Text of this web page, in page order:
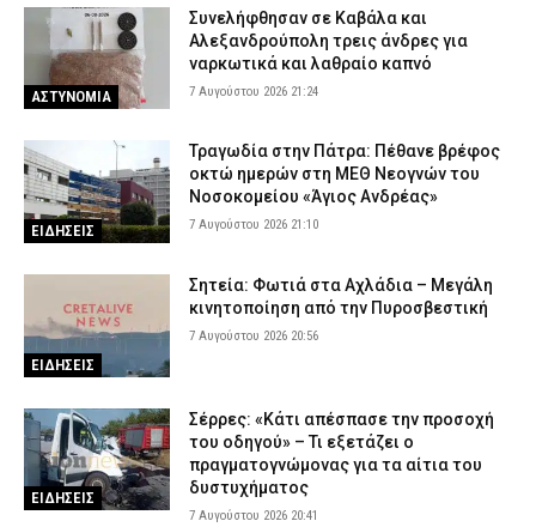
ΑΣΤΥΝΟΜΙΑ
Συνελήφθησαν σε Καβάλα και
Αλεξανδρούπολη τρεις άνδρες για
ναρκωτικά και λαθραίο καπνό
7 Αυγούστου 2026 21:24
ΕΙΔΗΣΕΙΣ
Τραγωδία στην Πάτρα: Πέθανε βρέφος
οκτώ ημερών στη ΜΕΘ Νεογνών του
Νοσοκομείου «Άγιος Ανδρέας»
7 Αυγούστου 2026 21:10
ΕΙΔΗΣΕΙΣ
Σητεία: Φωτιά στα Αχλάδια – Μεγάλη
κινητοποίηση από την Πυροσβεστική
7 Αυγούστου 2026 20:56
ΕΙΔΗΣΕΙΣ
Σέρρες: «Κάτι απέσπασε την προσοχή
του οδηγού» – Τι εξετάζει ο
πραγματογνώμονας για τα αίτια του
δυστυχήματος
7 Αυγούστου 2026 20:41